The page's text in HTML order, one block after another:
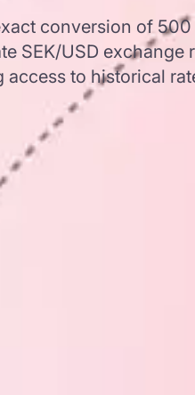
conversion of
SEK/USD exchange
access to historical